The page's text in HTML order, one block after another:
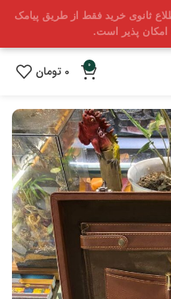
ثانوی خرید فقط از طریق پیامک
0
0 تومان